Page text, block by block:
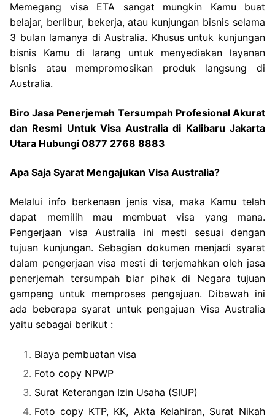
Memegang visa ETA sangat mungkin Kamu buat
belajar, berlibur, bekerja, atau kunjungan bisnis selama
3 bulan lamanya di Australia. Khusus untuk kunjungan
bisnis Kamu di larang untuk menyediakan layanan
bisnis atau mempromosikan produk langsung di
Australia.
Biro Jasa Penerjemah Tersumpah Profesional Akurat
dan Resmi Untuk Visa Australia di Kalibaru Jakarta
Utara Hubungi 0877 2768 8883
Apa Saja Syarat Mengajukan Visa Australia?
Melalui info berkenaan jenis visa, maka Kamu telah
dapat memilih mau membuat visa yang mana.
Pengerjaan visa Australia ini mesti sesuai dengan
tujuan kunjungan. Sebagian dokumen menjadi syarat
dalam pengerjaan visa mesti di terjemahkan oleh jasa
penerjemah tersumpah biar pihak di Negara tujuan
gampang untuk memproses pengajuan. Dibawah ini
ada beberapa syarat untuk pengajuan Visa Australia
yaitu sebagai berikut :
Biaya pembuatan visa
Foto copy NPWP
Surat Keterangan Izin Usaha (SIUP)
Foto copy KTP, KK, Akta Kelahiran, Surat Nikah